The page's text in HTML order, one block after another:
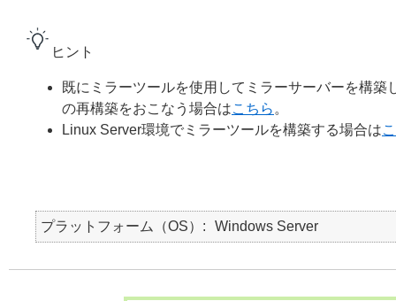
ヒント
既にミラーツールを使用してミラーサーバーを構
の再構築をおこなう場合はこちら 。
Linux Server環境でミラーツールを構築する場合は
プラットフォーム（OS） Windows Server